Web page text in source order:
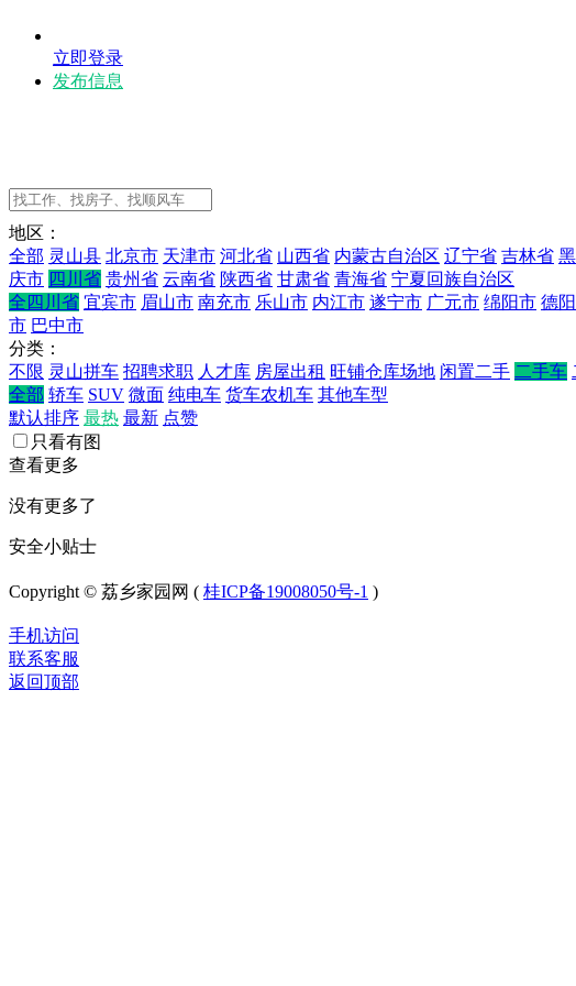
立即登录
发布信息
地区：
全部 灵山县 北京市 天津市 河北省 山西省 内蒙古自治区 辽宁省 吉林省
庆市 四川省 贵州省 云南省 陕西省 甘肃省 青海省 宁夏回族自治区
全四川省 宜宾市 眉山市 南充市 乐山市 内江市 遂宁市 广元市 绵阳市 德
市 巴中市
分类：
不限 灵山拼车 招聘求职 人才库 房屋出租 旺铺仓库场地 闲置二手 二手车
全部 轿车 SUV 微面 纯电车 货车农机车 其他车型
默认排序 最热 最新 点赞
只看有图
查看更多
没有更多了
安全小贴士
Copyright © 荔乡家园网 ( 桂ICP备19008050号-1 )
手机访问
联系客服
返回顶部